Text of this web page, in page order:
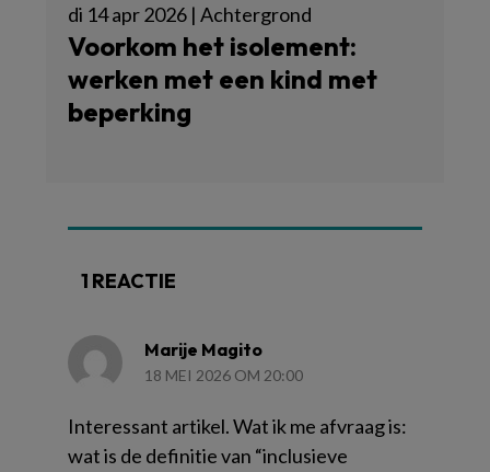
di 14 apr 2026 | Achtergrond
Voorkom het isolement:
werken met een kind met
beperking
1 REACTIE
Marije Magito
18 MEI 2026 OM 20:00
Interessant artikel. Wat ik me afvraag is:
wat is de definitie van “inclusieve